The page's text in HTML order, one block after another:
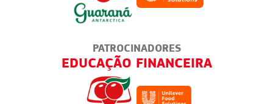
PATROCINADORES
EDUCAÇÃO FINANCEIRA